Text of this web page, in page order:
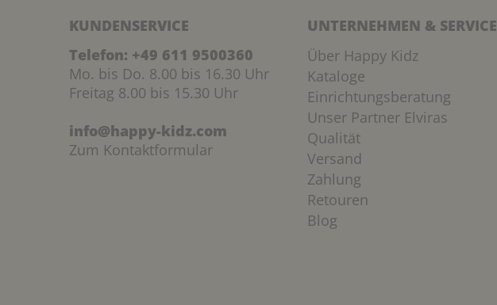
KUNDENSERVICE
Telefon: +49 611 9500360
Mo. bis Do. 8.00 bis 16.30 Uhr
Freitag 8.00 bis 15.30 Uhr
info@happy-kidz.com
Zum Kontaktformular
UNTERNEHMEN & SERVICE
Über Happy Kidz
Kataloge
Einrichtungsberatung
Unser Partner Elviras
Qualität
Versand
Zahlung
Retouren
Blog